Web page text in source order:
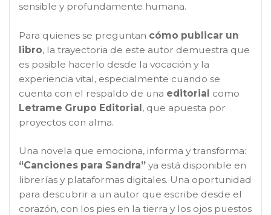
sensible y profundamente humana.
Para quienes se preguntan cómo publicar un
libro, la trayectoria de este autor demuestra que
es posible hacerlo desde la vocación y la
experiencia vital, especialmente cuando se
cuenta con el respaldo de una editorial como
Letrame Grupo Editorial, que apuesta por
proyectos con alma.
Una novela que emociona, informa y transforma:
“Canciones para Sandra” ya está disponible en
librerías y plataformas digitales. Una oportunidad
para descubrir a un autor que escribe desde el
corazón, con los pies en la tierra y los ojos puestos